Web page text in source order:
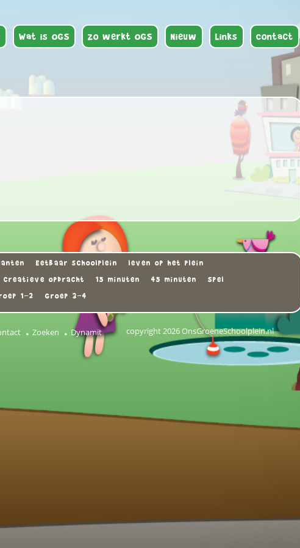
Wat is OGS Zo werkt OGS Nieuw Links Contact
Eetbaar schoolplein
leven op het plein
Creatieve opdracht 15 minuten 45 minuten
Spel
1-2 Groep 3-4
Zoeken Dynamit copyright 2026 OnsGroeneSchoolplein.nl